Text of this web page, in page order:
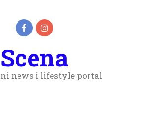
Scena
news i lifestyle portal